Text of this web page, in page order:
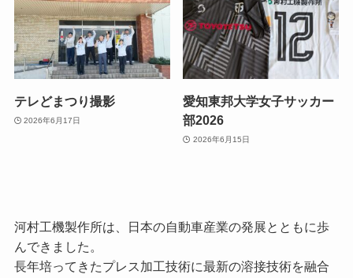
テレどまつり撮影
2026年6月17日
愛知東邦大学女子サッカー
部2026
2026年6月15日
河村工機製作所は、日本の自動車産業の発展とともに歩
んできました。
長年培ってきたプレス加工技術に最新の溶接技術を融合